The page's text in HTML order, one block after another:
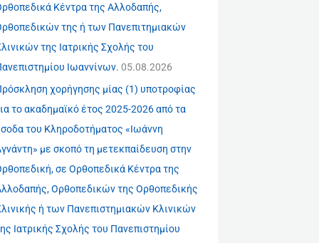
Κέντρα της Αλλοδαπής,
της ή των Πανεπιτημιακών
της Ιατρικής Σχολής του
Ιωαννίνων. 05.08.2026
χορήγησης μίας (1) υποτροφίας
το ακαδημαϊκό έτος 2025-2026 από τα
του Κληροδοτήματος «Ιωάννη
με σκοπό τη μετεκπαίδευση στην
σε Ορθοπεδικά Κέντρα της
Ορθοπεδικών της Ορθοπεδικής
ή των Πανεπιστημιακών Κλινικών
Ιατρικής Σχολής του Πανεπιστημίου